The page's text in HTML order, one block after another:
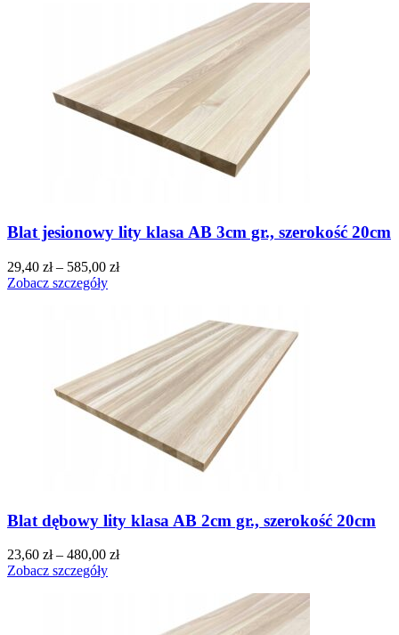
Blat jesionowy lity klasa AB 3cm gr., szerokość 20cm
29,40 zł– 585,00 zł
Zobacz szczegóły
Blat dębowy lity klasa AB 2cm gr., szerokość 20cm
23,60 zł– 480,00 zł
Zobacz szczegóły